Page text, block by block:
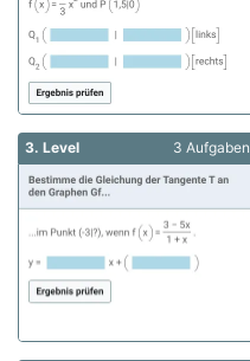
3. Level 3 Aufgaben